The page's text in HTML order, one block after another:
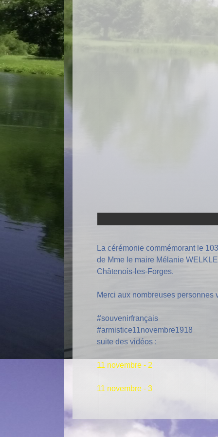
La cérémonie commémorant le
de Mme le maire Mélanie
Châtenois-les-Forges.
Merci aux nombreuses
#souvenirfrançais
#armistice11novembre1918
suite des vidéos :
11 novembre - 2
11 novembre - 3